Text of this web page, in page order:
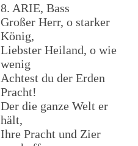
8. ARIE, Bass
Großer Herr, o starker
König,
Liebster Heiland, o wie
wenig
Achtest du der Erden
Pracht!
Der die ganze Welt er
hält,
Ihre Pracht und Zier